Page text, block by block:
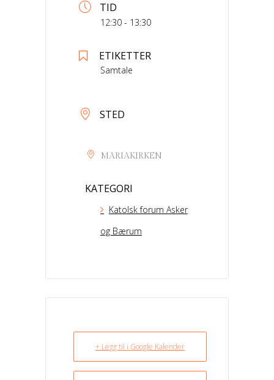
TID
12:30 - 13:30
ETIKETTER
Samtale
STED
MARIAKIRKEN
KATEGORI
Katolsk forum Asker
og Bærum
+ Legg til i Google Kalender